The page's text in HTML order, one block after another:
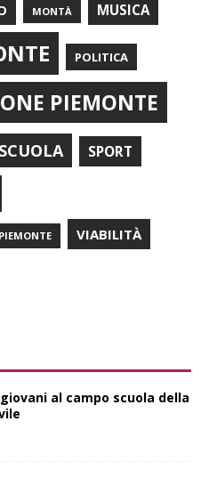
MONTÀ MUSICA
POLITICA
PIEMONTE
SCUOLA SPORT
VIABILITÀ
al campo scuola della